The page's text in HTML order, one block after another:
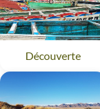
Découverte